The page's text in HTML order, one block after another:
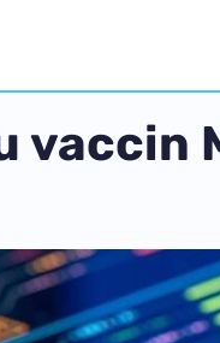
vaccin